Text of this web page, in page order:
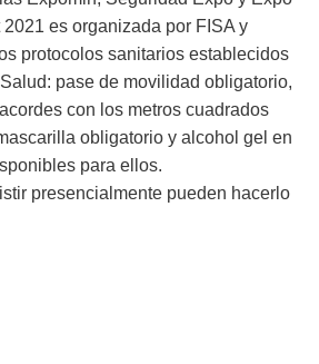
es organizada por FISA y
protocolos sanitarios establecidos
pase de movilidad obligatorio,
con los metros cuadrados
obligatorio y alcohol gel en
para ellos.
presencialmente pueden hacerlo